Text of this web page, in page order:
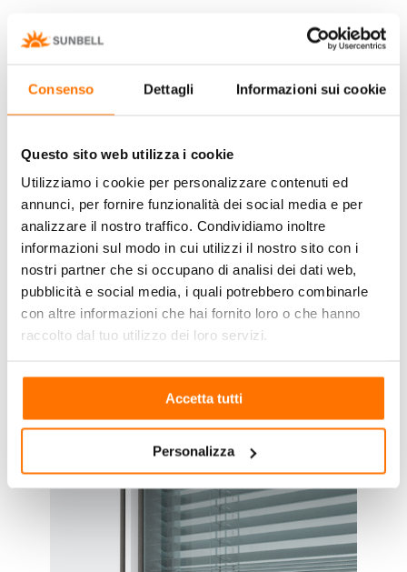
Consenso Dettagli Informazioni sui cookie
Questo sito web utilizza i cookie
Utilizziamo i cookie per personalizzare contenuti ed
annunci, per fornire funzionalità dei social media e per
analizzare il nostro traffico. Condividiamo inoltre
informazioni sul modo in cui utilizzi il nostro sito con i
nostri partner che si occupano di analisi dei dati web,
pubblicità e social media, i quali potrebbero combinarle
con altre informazioni che hai fornito loro o che hanno
raccolto dal tuo utilizzo dei loro servizi.
Accetta tutti
Personalizza
NO IMPIANTO ELETTRICO
Sistema a batteria ricaricabile con attuatore
esterna al vetro.
scopri
Comandi Manuali
A